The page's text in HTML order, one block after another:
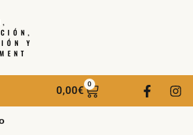
Y
0,00€
0